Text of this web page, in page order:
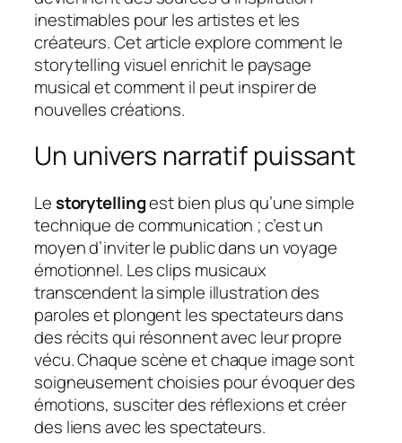
inestimables pour les artistes et les
créateurs. Cet article explore comment le
storytelling visuel enrichit le paysage
musical et comment il peut inspirer de
nouvelles créations.
Un univers narratif puissant
Lestorytellingest bien plus qu’une simple
technique de communication ; c’est un
moyen d’inviter le public dans un voyage
émotionnel. Les clips musicaux
transcendent la simple illustration des
paroles et plongent les spectateurs dans
des récits qui résonnent avec leur propre
vécu. Chaque scène et chaque image sont
soigneusement choisies pour évoquer des
émotions, susciter des réflexions et créer
des liens avec les spectateurs.